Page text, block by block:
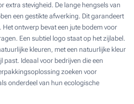
extra stevigheid. De lange hengsels van
een gestikte afwerking. Dit garandeert
ontwerp bevat een jute bodem voor
Een subtiel logo staat op het zijlabel.
kleuren, met een natuurlijke kleur
past. Ideaal voor bedrijven die een
zoeken voor
onderdeel van hun ecologische